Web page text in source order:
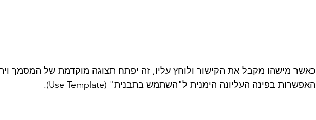
כאשר מישהו מקבל את הקישור ולוחץ עליו, זה יפתח תצוגה מוקדמת של המסמך
האפשרות בפינה העליונה הימנית ל"השתמש בתבנית" (Use Template).